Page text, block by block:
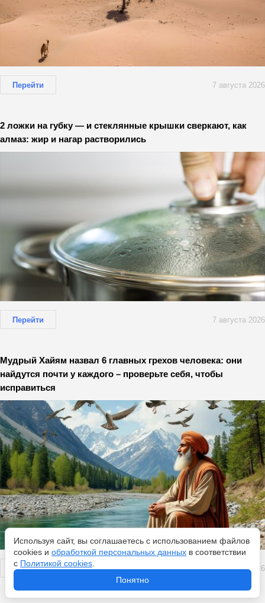
Перейти 7 августа 2026
2 ложки на губку — и стеклянные крышки сверкают, как
алмаз: жир и нагар растворились
Перейти 7 августа 2026
Мудрый Хайям назвал 6 главных грехов человека: они
найдутся почти у каждого – проверьте себя, чтобы
исправиться
Перейти 7 августа 2026
Используя сайт, вы соглашаетесь с использованием файлов
cookies и обработкой персональных данных в соответствии
с Политикой cookies
Понятно